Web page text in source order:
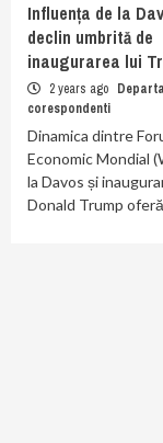
Influența de la
declin umbrită de
inaugurarea lui
2 years ago
corespondenti
Dinamica dintre
Economic Mondial
la Davos și
Donald Trump